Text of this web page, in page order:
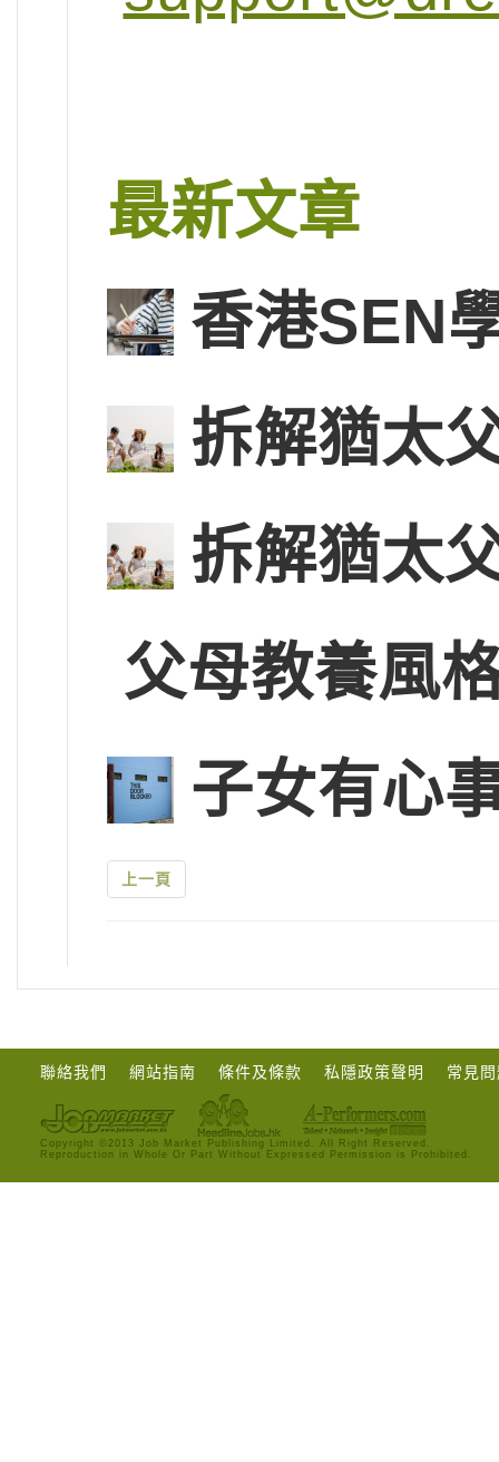
最新文章
香港SEN
拆解猶太
拆解猶太
父母教養風
子女有心
上一頁
聯絡我們 網站指南 條件及條款 私隱政策聲明 常見
Copyright ©2013 Job Market Publishing Limited. All Right Reserved.
Reproduction in Whole Or Part Without Expressed Permission is Prohibited.